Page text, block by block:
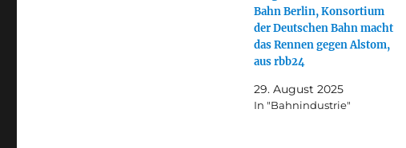
Bahn Berlin, Konsortium
der Deutschen Bahn macht
das Rennen gegen Alstom,
aus rbb24
29. August 2025
In "Bahnindustrie"